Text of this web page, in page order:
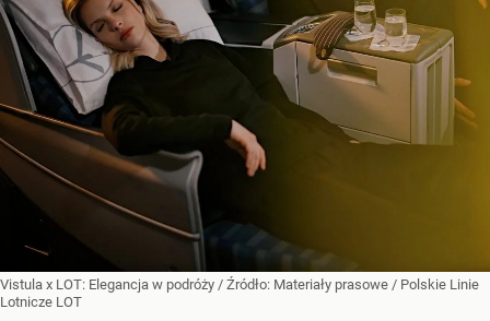
Vistula x LOT: Elegancja w podróży / Źródło: Materiały prasowe / Polskie Linie
Lotnicze LOT